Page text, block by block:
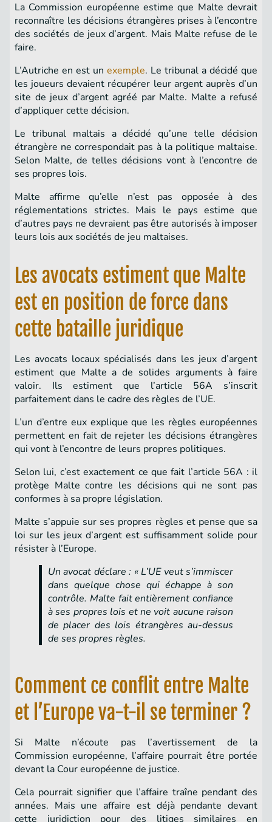
La Commission européenne estime que Malte devrait
reconnaître les décisions étrangères prises à l’encontre
des sociétés de jeux d’argent. Mais Malte refuse de le
faire.
L’Autriche en est un exemple. Le tribunal a décidé que
les joueurs devaient récupérer leur argent auprès d’un
site de jeux d’argent agréé par Malte. Malte a refusé
d’appliquer cette décision.
Le tribunal maltais a décidé qu’une telle décision
étrangère ne correspondait pas à la politique maltaise.
Selon Malte, de telles décisions vont à l’encontre de
ses propres lois.
Malte affirme qu’elle n’est pas opposée à des
réglementations strictes. Mais le pays estime que
d’autres pays ne devraient pas être autorisés à imposer
leurs lois aux sociétés de jeu maltaises.
Les avocats estiment que Malte
est en position de force dans
cette bataille juridique
Les avocats locaux spécialisés dans les jeux d’argent
estiment que Malte a de solides arguments à faire
valoir. Ils estiment que l’article 56A s’inscrit
parfaitement dans le cadre des règles de l’UE.
L’un d’entre eux explique que les règles européennes
permettent en fait de rejeter les décisions étrangères
qui vont à l’encontre de leurs propres politiques.
Selon lui, c’est exactement ce que fait l’article 56A : il
protège Malte contre les décisions qui ne sont pas
conformes à sa propre législation.
Malte s’appuie sur ses propres règles et pense que sa
loi sur les jeux d’argent est suffisamment solide pour
résister à l’Europe.
Un avocat déclare : « L’UE veut s’immiscer
dans quelque chose qui échappe à son
contrôle. Malte fait entièrement confiance
à ses propres lois et ne voit aucune raison
de placer des lois étrangères au-dessus
de ses propres règles.
Comment ce conflit entre Malte
et l’Europe va-t-il se terminer ?
Si Malte n’écoute pas l’avertissement de la
Commission européenne, l’affaire pourrait être portée
devant la Cour européenne de justice.
Cela pourrait signifier que l’affaire traîne pendant des
années. Mais une affaire est déjà pendante devant
cette juridiction pour des litiges similaires en